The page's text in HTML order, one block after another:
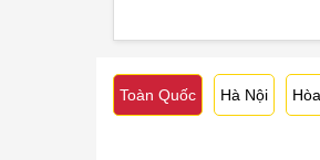
Toàn Quốc Hà Nội